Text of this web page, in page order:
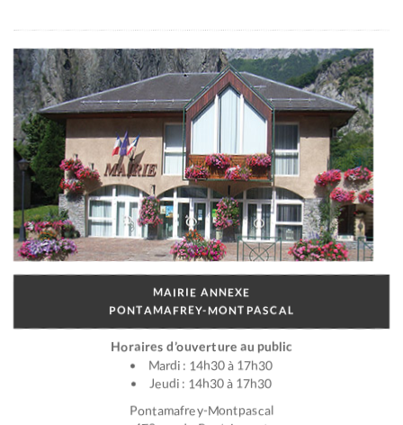
MAIRIE ANNEXE
PONTAMAFREY-MONTPASCAL
Horaires d’ouverture au public
Mardi : 14h30 à 17h30
Jeudi : 14h30 à 17h30
Pontamafrey-Montpascal